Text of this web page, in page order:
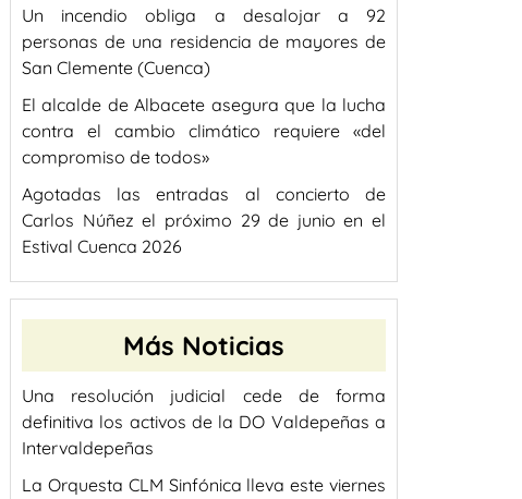
Un incendio obliga a desalojar a 92
personas de una residencia de mayores de
San Clemente (Cuenca)
El alcalde de Albacete asegura que la lucha
contra el cambio climático requiere «del
compromiso de todos»
Agotadas las entradas al concierto de
Carlos Núñez el próximo 29 de junio en el
Estival Cuenca 2026
Más Noticias
Una resolución judicial cede de forma
definitiva los activos de la DO Valdepeñas a
Intervaldepeñas
La Orquesta CLM Sinfónica lleva este viernes